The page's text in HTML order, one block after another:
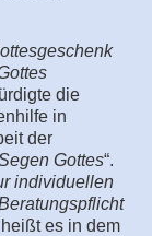
die
in
der
Gottes“.
individuellen
es in dem